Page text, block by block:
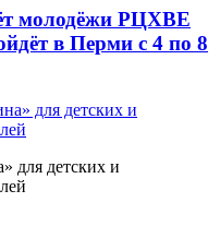
молодёжи РЦХВЕ
в Перми с 4 по 8
для детских и